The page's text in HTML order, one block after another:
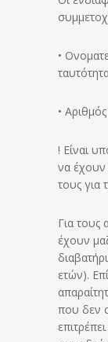
•
•
! Είναι
να έχουν
τους για
Για τους
έχουν
ετών).
που δεν